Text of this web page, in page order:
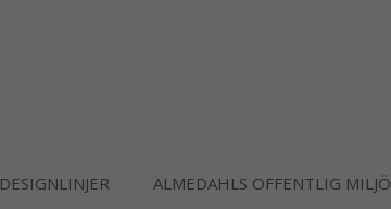
DESIGNLINJER ALMEDAHLS OFFENTLIG MILJÖ